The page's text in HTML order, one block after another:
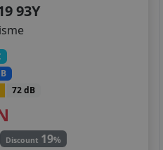
93Y
B
72 dB
Discount 19%